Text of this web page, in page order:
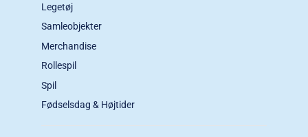
Legetøj
Samleobjekter
Merchandise
Rollespil
Spil
Fødselsdag & Højtider